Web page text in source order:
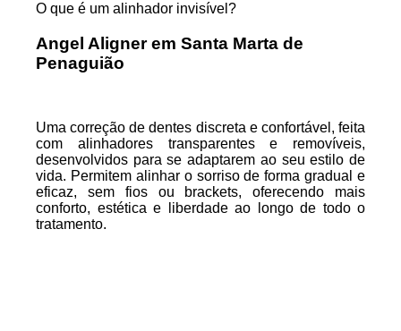
O que é um alinhador invisível?
Angel Aligner em Santa Marta de
Penaguião
Uma correção de dentes discreta e confortável, feita
com alinhadores transparentes e removíveis,
desenvolvidos para se adaptarem ao seu estilo de
vida. Permitem alinhar o sorriso de forma gradual e
eficaz, sem fios ou brackets, oferecendo mais
conforto, estética e liberdade ao longo de todo o
tratamento.